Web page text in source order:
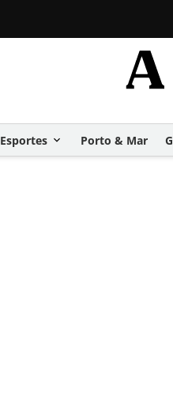
Esportes Porto & Mar